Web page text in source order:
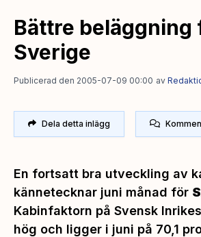
Bättre beläggning
Sverige
Publicerad den 2005-07-09 00:00 av
Dela detta inlägg
En fortsatt bra utveckling av
kännetecknar juni månad för
Kabinfaktorn på Svensk
hög och ligger i juni på 70,1